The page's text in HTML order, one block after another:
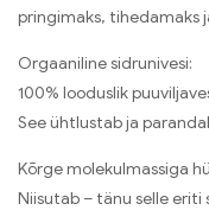
pringimaks, tihedamaks
Orgaaniline sidrunivesi:
100% looduslik
See ühtlustab ja
Kõrge molekulmassiga
Niisutab – tänu selle